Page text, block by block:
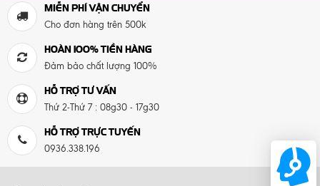
MIỄN PHÍ VẬN CHUYỂN
Cho đơn hàng trên 500k
HOÀN 100% TIỀN HÀNG
Đảm bảo chất lượng 100%
HỖ TRỢ TƯ VẤN
Thứ 2-Thứ 7 : 08g30 - 17g30
HỖ TRỢ TRỰC TUYẾN
0936.338.196